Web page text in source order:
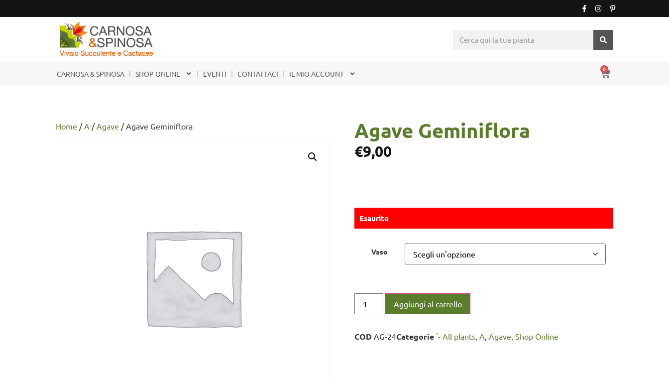
CARNOSA & SPINOSA SHOP ONLINE EVENTI CONTATTACI IL MIO ACCOUNT
0
Home /A /Agave / Agave Geminiflora Agave Geminiflora
€9,00
Esaurito
Vaso
Aggiungi al carrello
COD AG-24Categorie '- All plants A Agave Shop Online